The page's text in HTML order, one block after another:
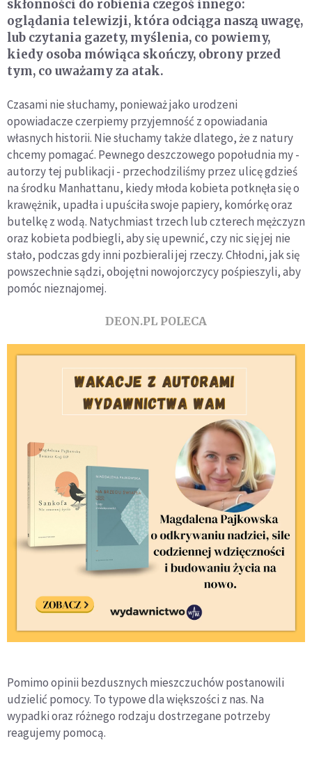
skłonności do robienia czegoś innego:
oglądania telewizji, która odciąga naszą uwagę,
lub czytania gazety, myślenia, co powiemy,
kiedy osoba mówiąca skończy, obrony przed
tym, co uważamy za atak.
Czasami nie słuchamy, ponieważ jako urodzeni
opowiadacze czerpiemy przyjemność z opowiadania
własnych historii. Nie słuchamy także dlatego, że z natury
chcemy pomagać. Pewnego deszczowego popołudnia my -
autorzy tej publikacji - przechodziliśmy przez ulicę gdzieś
na środku Manhattanu, kiedy młoda kobieta potknęła się o
krawężnik, upadła i upuściła swoje papiery, komórkę oraz
butelkę z wodą. Natychmiast trzech lub czterech mężczyzn
oraz kobieta podbiegli, aby się upewnić, czy nic się jej nie
stało, podczas gdy inni pozbierali jej rzeczy. Chłodni, jak się
powszechnie sądzi, obojętni nowojorczycy pośpieszyli, aby
pomóc nieznajomej.
DEON.PL POLECA
Pomimo opinii bezdusznych mieszczuchów postanowili
udzielić pomocy. To typowe dla większości z nas. Na
wypadki oraz różnego rodzaju dostrzegane potrzeby
reagujemy pomocą.